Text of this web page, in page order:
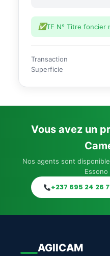
TF N° Titre foncier
Transaction
Superficie
Vous avez un
Nos agents sont
Essono
+237 695 24 26
AGIICAM